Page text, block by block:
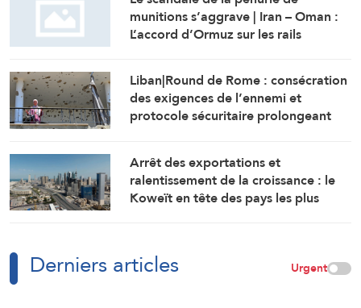
munitions s’aggrave | Iran – Oman :
L’accord d’Ormuz sur les rails
Liban|Round de Rome : consécration
des exigences de l’ennemi et
protocole sécuritaire prolongeant
Arrêt des exportations et
ralentissement de la croissance : le
Koweït en tête des pays les plus
Derniers articles Urgent